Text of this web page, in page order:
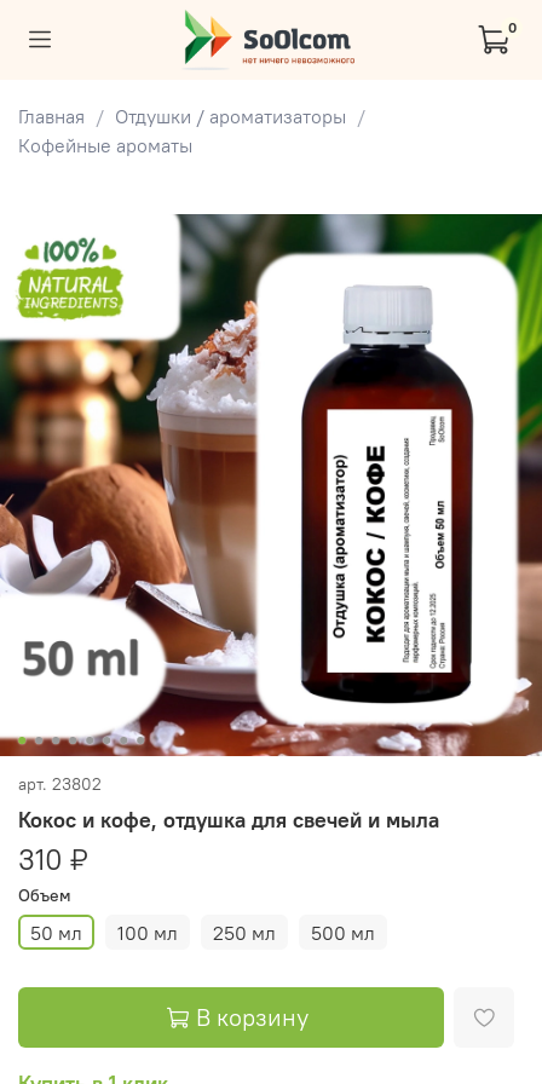
0
Главная
Отдушки / ароматизаторы
Кофейные ароматы
арт. 23802
Кокос и кофе, отдушка для свечей и мыла
310 ₽
Объем
50 мл 100 мл 250 мл 500 мл
В корзину